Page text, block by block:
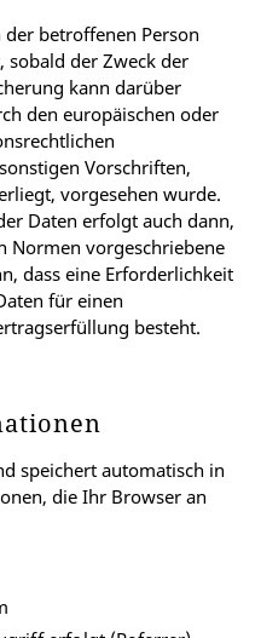
betroffenen Person
sobald der Zweck der
kann darüber
den europäischen oder
Vorschriften,
vorgesehen wurde.
Daten erfolgt auch dann,
Normen vorgeschriebene
dass eine Erforderlichkeit
für einen
besteht.
speichert automatisch in
die Ihr Browser an